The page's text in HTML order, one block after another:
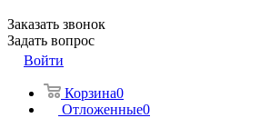
Заказать звонок
Задать вопрос
Войти
Корзина0
Отложенные0